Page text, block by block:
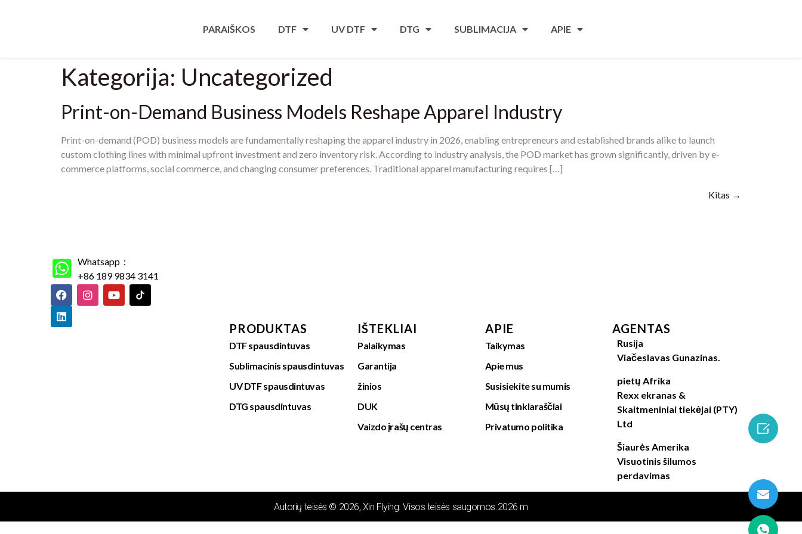
PARAIŠKOS DTF UV DTF DTG SUBLIMACIJA APIE
Kategorija: Uncategorized
Print-on-Demand Business Models Reshape Apparel Industry
Print-on-demand (POD) business models are fundamentally reshaping the apparel industry in 2026,enabling entrepreneurs and established brands alike to launch
custom clothing lines with minimal upfront investment and zero inventory risk.According to industry analysis,the POD market has grown significantly,driven by e-
commerce platforms,social commerce,and changing consumer preferences. Traditional apparel manufacturing requires […]
Kitas →
Whatsapp：
+86 189 9834 3141
PRODUKTAS
DTF spausdintuvas
Sublimacinis spausdintuvas
UV DTF spausdintuvas
DTG spausdintuvas
IŠTEKLIAI
Palaikymas
Garantija
žinios
DUK
Vaizdo įrašų centras
APIE
Taikymas
Apie mus
Susisiekite su mumis
Mūsų tinklaraščiai
Privatumo politika
AGENTAS
Rusija
Viačeslavas Gunazinas.
pietų Afrika
Rexx ekranas &
Skaitmeniniai tiekėjai (PTY)
Ltd
Šiaurės Amerika
Visuotinis šilumos
perdavimas
Autorių teisės © 2026, Xin Flying. Visos teisės saugomos.2026 m
